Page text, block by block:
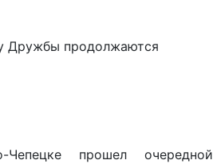
Дружбы продолжаются
прошел очередной